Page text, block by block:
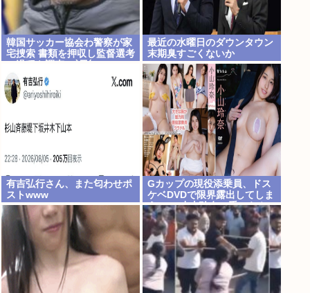
韓国サッカー協会わ警察が家
宅捜索 書類を押収し監督選考
最近の水曜日のダウンタウン
末期臭すごくないか
有吉弘行さん、また匂わせポ
ストwww
Gカップの現役添乗員、ドス
ケベDVDで限界露出してしま
うwww小山玲奈、手ぶらや
極小ビキニで大放出！！新作
「聖なる山」の動画＆画像ま
とめ！